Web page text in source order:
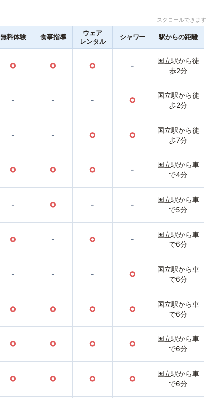
スクロールできま
無料体験 食事指導
ウェア
レンタル
シャワー 駅からの距離
○ ○ ○ -
国立駅から徒
歩2分
- - - ○
国立駅から徒
歩2分
- - ○ ○
国立駅から徒
歩7分
○ ○ ○ -
国立駅から車
で4分
- ○ - -
国立駅から車
で5分
○ - ○ -
国立駅から車
で6分
- - - ○
国立駅から車
で6分
○ ○ ○ ○
国立駅から車
で6分
○ ○ ○ ○
国立駅から車
で6分
○ ○ ○ ○
国立駅から車
で6分